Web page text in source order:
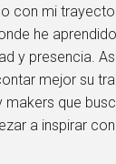
con mi
he
y presencia.
mejor su
que
a inspirar